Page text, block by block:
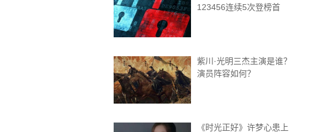
123456连续5次登榜首
紫川·光明三杰主演是谁？
演员阵容如何？
《时光正好》许梦心患上